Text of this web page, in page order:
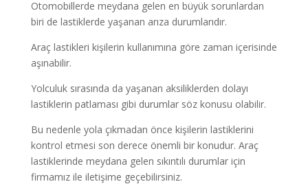
Otomobillerde meydana gelen en büyük sorunlardan
biri de lastiklerde yaşanan arıza durumlarıdır.
Araç lastikleri kişilerin kullanımına göre zaman içerisinde
aşınabilir.
Yolculuk sırasında da yaşanan aksiliklerden dolayı
lastiklerin patlaması gibi durumlar söz konusu olabilir.
Bu nedenle yola çıkmadan önce kişilerin lastiklerini
kontrol etmesi son derece önemli bir konudur. Araç
lastiklerinde meydana gelen sıkıntılı durumlar için
firmamız ile iletişime geçebilirsiniz.